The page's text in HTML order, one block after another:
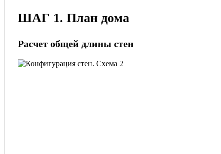
ШАГ 1. План дома
Расчет общей длины стен